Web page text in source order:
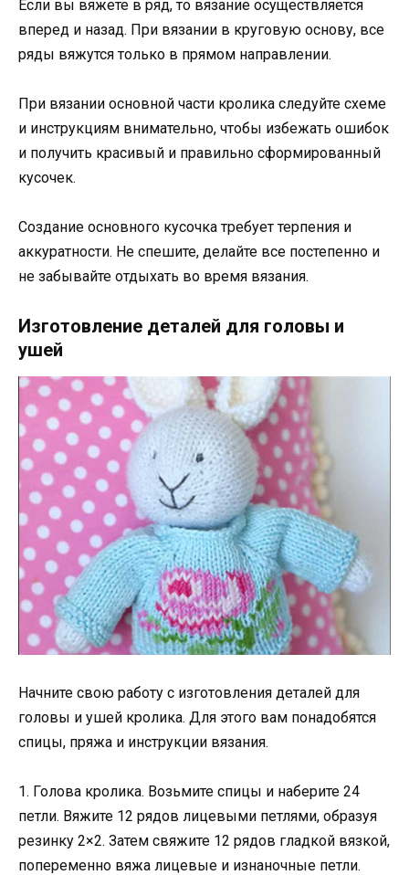
Если вы вяжете в ряд, то вязание осуществляется
вперед и назад. При вязании в круговую основу, все
ряды вяжутся только в прямом направлении.
При вязании основной части кролика следуйте схеме
и инструкциям внимательно, чтобы избежать ошибок
и получить красивый и правильно сформированный
кусочек.
Создание основного кусочка требует терпения и
аккуратности. Не спешите, делайте все постепенно и
не забывайте отдыхать во время вязания.
Изготовление деталей для головы и
ушей
Начните свою работу с изготовления деталей для
головы и ушей кролика. Для этого вам понадобятся
спицы, пряжа и инструкции вязания.
1. Голова кролика. Возьмите спицы и наберите 24
петли. Вяжите 12 рядов лицевыми петлями, образуя
резинку 2×2. Затем свяжите 12 рядов гладкой вязкой,
попеременно вяжа лицевые и изнаночные петли.